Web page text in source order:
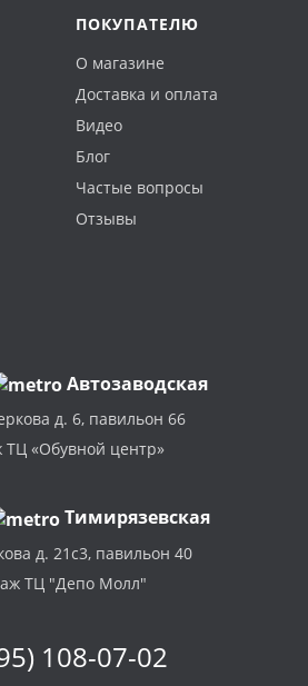
ПОКУПАТЕЛЮ
О магазине
Доставка и оплата
Видео
Блог
Частые вопросы
Отзывы
Автозаводская
д. 6, павильон 66
ТЦ «Обувной центр»
Тимирязевская
д. 21с3, павильон 40
ТЦ "Депо Молл"
108-07-02